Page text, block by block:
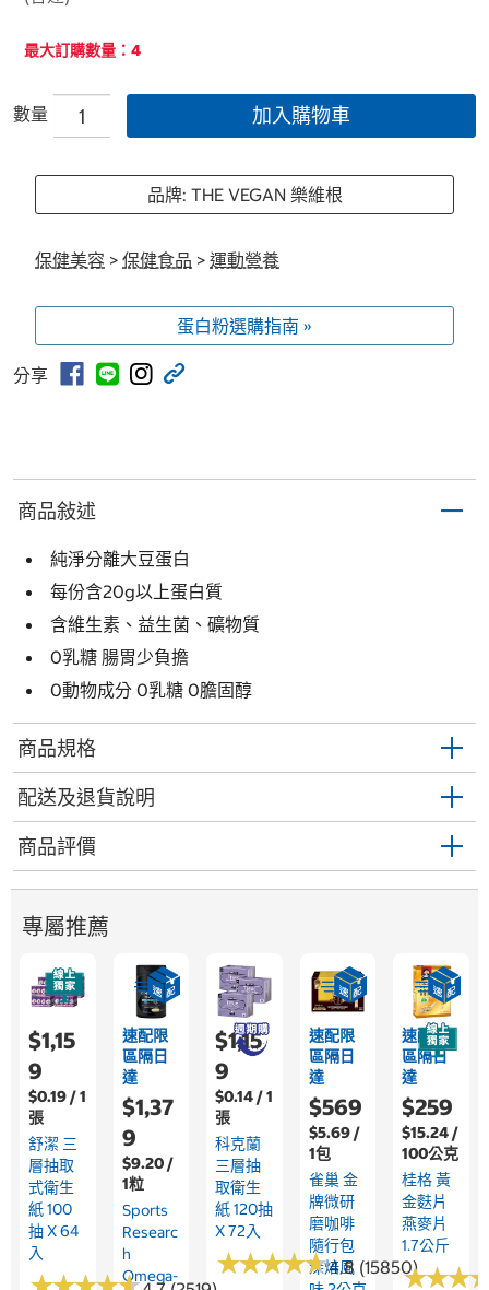
最大訂購數量：4
數量 加入購物車
品牌: THE VEGAN 樂維根
保健美容 > 保健食品 > 運動營養
蛋白粉選購指南 »
分享
商品敍述
純淨分離大豆蛋白
每份含20g以上蛋白質
含維生素、益生菌、礦物質
0乳糖 腸胃少負擔
0動物成分 0乳糖 0膽固醇
商品規格
配送及退貨說明
商品評價
專屬推薦
$1,15
9
$0.19 / 1
張
舒潔 三
層抽取
式衛生
紙 100
抽 X 64
入
速配限
區隔日
達
$1,37
9
$9.20 /
1粒
Sports
Researc
H
Omega-
$1,15
9
$0.14 / 1
張
科克蘭
三層抽
取衛生
紙 120抽
X 72入
★★★★★
★★★★★4.8 (15850)
速配限
區隔日
達
$569
$5.69 /
1包
雀巢 金
牌微研
磨咖啡
隨行包
深焙風
速配限
區隔日
達
$259
$15.24 /
100公克
桂格 黃
金麩片
燕麥片
1.7公斤
★★★
★★★